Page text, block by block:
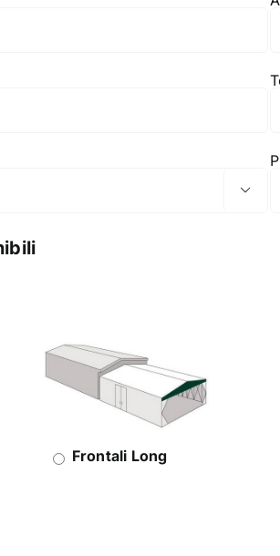

Frontali Long